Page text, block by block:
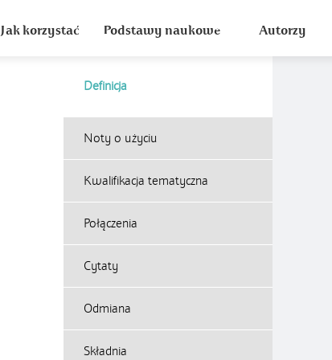
Jak korzystać Podstawy naukowe Autorzy
Definicja
Noty o użyciu
Kwalifikacja tematyczna
Połączenia
Cytaty
Odmiana
Składnia